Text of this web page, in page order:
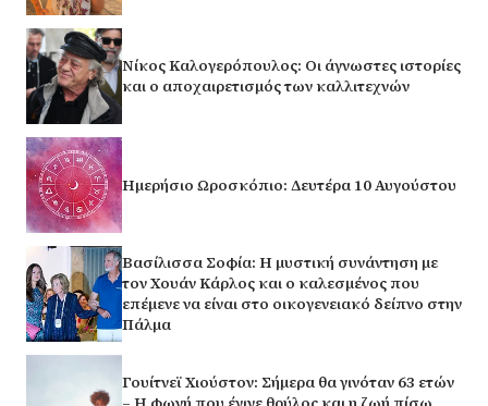
Νίκος Καλογερόπουλος: Οι άγνωστες ιστορίες
και ο αποχαιρετισμός των καλλιτεχνών
Ημερήσιο Ωροσκόπιο: Δευτέρα 10 Αυγούστου
Βασίλισσα Σοφία: H μυστική συνάντηση με
τον Χουάν Κάρλος και ο καλεσμένος που
επέμενε να είναι στο οικογενειακό δείπνο στην
Πάλμα
Γουίτνεϊ Χιούστον: Σήμερα θα γινόταν 63 ετών